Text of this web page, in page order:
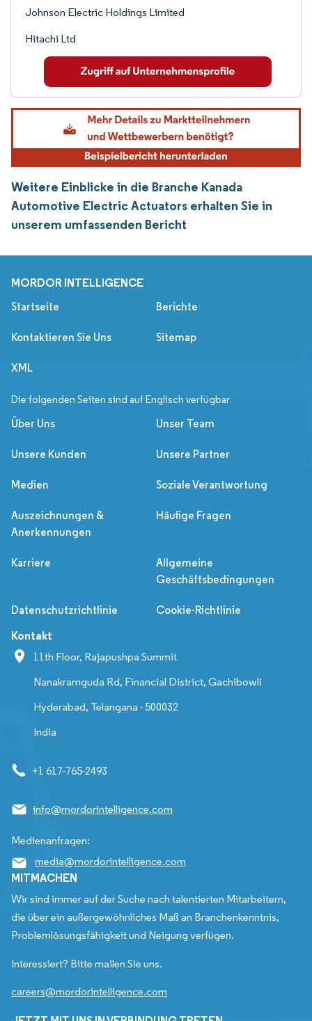
Johnson Electric Holdings Limited
Hitachi Ltd
Weitere Einblicke in die Branche Kanada
Automotive Electric Actuators erhalten Sie in
unserem umfassenden Bericht
MORDOR INTELLIGENCE
Startseite Berichte
Kontaktieren Sie Uns Sitemap
XML
Die folgenden Seiten sind auf Englisch verfügbar
Über Uns Unser Team
Unsere Kunden Unsere Partner
Medien Soziale Verantwortung
Auszeichnungen &
Anerkennungen
Häufige Fragen
Karriere
Allgemeine
Geschäftsbedingungen
Datenschutzrichtlinie Cookie-Richtlinie
Kontakt
11th Floor, Rajapushpa Summit
Nanakramguda Rd, Financial District, Gachibowli
Hyderabad, Telangana - 500032
India
+1 617-765-2493
info@mordorintelligence.com
Medienanfragen:
media@mordorintelligence.com
MITMACHEN
Wir sind immer auf der Suche nach talentierten Mitarbeitern,
die über ein außergewöhnliches Maß an Branchenkenntnis,
Problemlösungsfähigkeit und Neigung verfügen.
Interessiert? Bitte mailen Sie uns.
careers@mordorintelligence.com